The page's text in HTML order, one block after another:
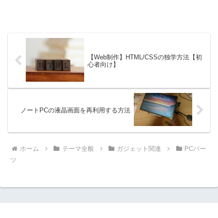
【Web制作】HTML/CSSの独学方法【初
心者向け】
ノートPCの液晶画面を再利用する方法
ホーム テーマ全般 ガジェット関連
PCパー
ツ